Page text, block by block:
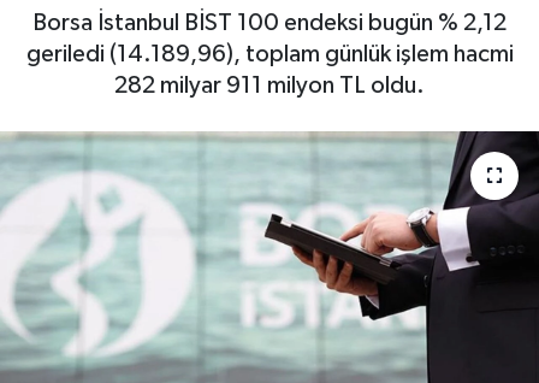
Borsa İstanbul BİST 100 endeksi bugün % 2,12
geriledi (14.189,96), toplam günlük işlem hacmi
282 milyar 911 milyon TL oldu.
Gündem
Şirket Haberleri
Borsa Gundem
BIST 100 Isı Haritası
Coin Isı Haritası